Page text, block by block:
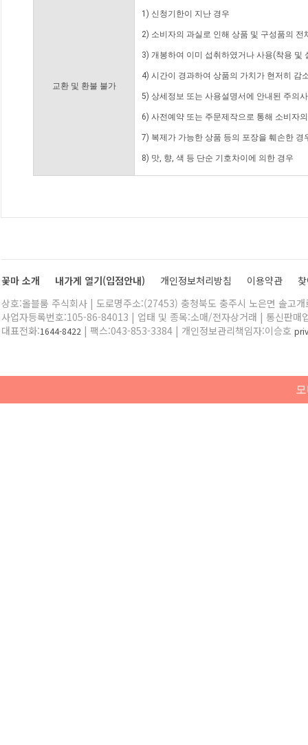
교환 및 환불 불가
1) 신청기한이 지난 경우
2) 소비자의 과실로 인해 상품 및 구성품의
3) 개봉하여 이미 섭취하였거나 사용(착용 및
4) 시간이 경과하여 상품의 가치가 현저히 감
5) 상세정보 또는 사용설명서에 안내된 주의
6) 사전예약 또는 주문제작으로 통해 소비자
7) 복제가 가능한 상품 등의 포장을 훼손한 경
8) 맛, 향, 색 등 단순 기호차이에 의한 경우
꽃마 소개 내가게 열기(입점안내) 개인정보처리방침 이용약관
상호:올블룸 주식회사 | 도로명주소:(27453) 충청북도 충주시 노은면 솔고
사업자등록번호:105-86-84013 | 업태 및 종목:소매/전자상거래 | 통신판매
대표전화:1644-8422 | 팩스:043-853-3384 | 개인정보관리책임자:이승호